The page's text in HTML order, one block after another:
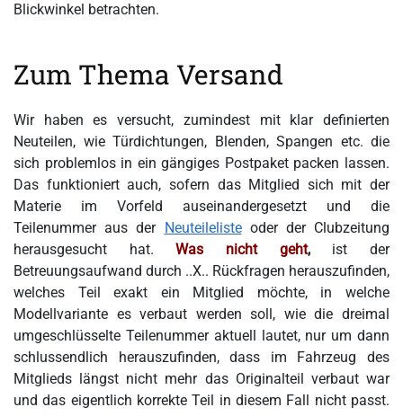
Blickwinkel betrachten.
Zum Thema Versand
Wir haben es versucht, zumindest mit klar definierten
Neuteilen, wie Türdichtungen, Blenden, Spangen etc. die
sich problemlos in ein gängiges Postpaket packen lassen.
Das funktioniert auch, sofern das Mitglied sich mit der
Materie im Vorfeld auseinandergesetzt und die
Teilenummer aus der Neuteilelisteoder der Clubzeitung
herausgesucht hat.Was nicht geht,ist der
Betreuungsaufwand durch ..X.. Rückfragen herauszufinden,
welches Teil exakt ein Mitglied möchte, in welche
Modellvariante es verbaut werden soll, wie die dreimal
umgeschlüsselte Teilenummer aktuell lautet, nur um dann
schlussendlich herauszufinden, dass im Fahrzeug des
Mitglieds längst nicht mehr das Originalteil verbaut war
und das eigentlich korrekte Teil in diesem Fall nicht passt.